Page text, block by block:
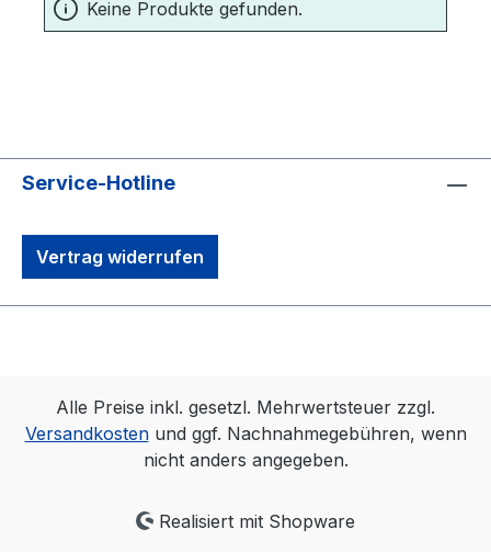
Keine Produkte gefunden.
Service-Hotline
Vertrag widerrufen
Alle Preise inkl. gesetzl. Mehrwertsteuer zzgl.
Versandkostenund ggf. Nachnahmegebühren, wenn
nicht anders angegeben.
Realisiert mit Shopware